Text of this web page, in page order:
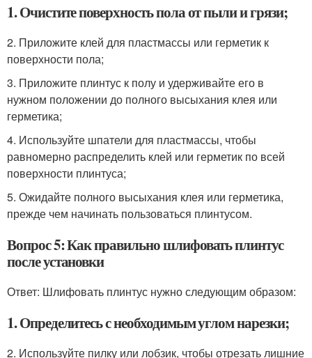
1. Очистите поверхность пола от пыли и грязи;
2. Приложите клей для пластмассы или герметик к
поверхности пола;
3. Приложите плинтус к полу и удерживайте его в
нужном положении до полного высыхания клея или
герметика;
4. Используйте шпатели для пластмассы, чтобы
равномерно распределить клей или герметик по всей
поверхности плинтуса;
5. Ожидайте полного высыхания клея или герметика,
прежде чем начинать пользоваться плинтусом.
Вопрос 5: Как правильно шлифовать плинтус
после установки
Ответ: Шлифовать плинтус нужно следующим образом:
1. Определитесь с необходимым углом нарезки;
2. Используйте пилку или лобзик, чтобы отрезать лишние